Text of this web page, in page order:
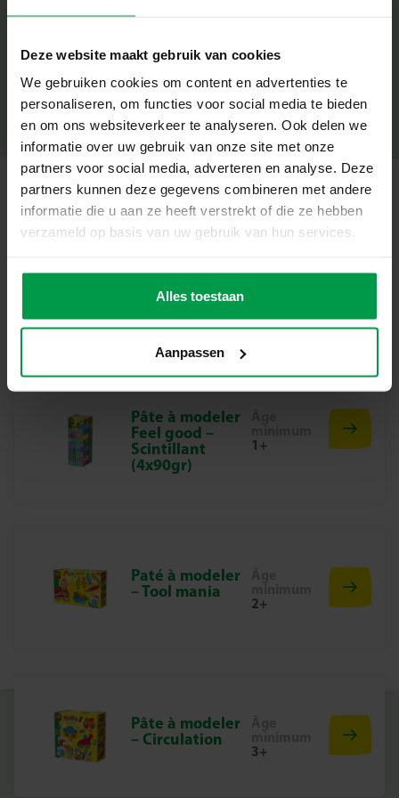
Deze website maakt gebruik van cookies
We gebruiken cookies om content en advertenties te
personaliseren, om functies voor social media te bieden
en om ons websiteverkeer te analyseren. Ook delen we
informatie over uw gebruik van onze site met onze
partners voor social media, adverteren en analyse. Deze
partners kunnen deze gegevens combineren met andere
informatie die u aan ze heeft verstrekt of die ze hebben
verzameld op basis van uw gebruik van hun services.
Alles toestaan
Aanpassen
✔ 1 pot de pâte à modeler orange (90 g)
✔ Végane et sans gluten pour une utilisation en toute
sécurité
✔ Extrêmement salée pour dissuader toute ingestion
✔ Texture souple et agréable à manipuler
✔ Ne sèche pas pendant le jeu et se nettoie facilement sur
les textiles
✔ Emballage refermable et pots réutilisables pour une
conservation prolongée
Les couleurs vives et joyeuses de cette pâte à modeler
encouragent les enfants à développer leur imagination et
leur créativité tout en s’amusant.
Depuis plus de 50 ans, SES Creative conçoit des jouets sûrs
et créatifs pour accompagner l’apprentissage des enfants.
Cette pâte à modeler est une excellente idée cadeau pour
un anniversaire ou une activité ludique à partager en
famille !
Âge minimum|
1+
Numéro de produit|
00512
Partager ce produit
Produits apparentés
Pâte à modeler
– Jaune 115 g
Âge
Pâte à modeler
Feel good –
Scintillant
(4x90gr)
1+
Paté à modeler
– Tool mania
2+
Pâte à modeler
– Circulation
3+